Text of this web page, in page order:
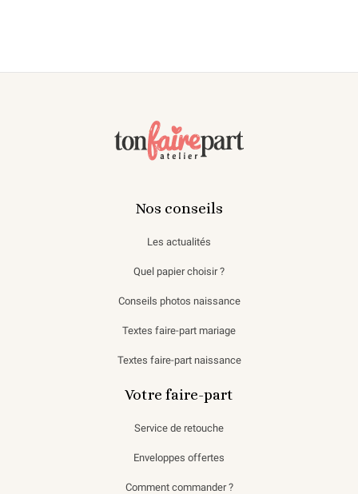
Nos conseils
Les actualités
Quel papier choisir ?
Conseils photos naissance
Textes faire-part mariage
Textes faire-part naissance
Votre faire-part
Service de retouche
Enveloppes offertes
Comment commander ?